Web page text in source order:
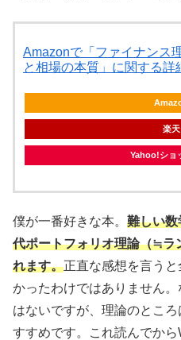
Amazonで「ファイナンス
と相場の本質」に関する詳
楽天
Yahoo!ショ
僕が一番好きな本。 難しい数
代ポートフォリオ理論（≒ラ
れます。正直な感想を言う
かったわけではありません
はないですが、理論のとこ
すすめです。これ読んでか